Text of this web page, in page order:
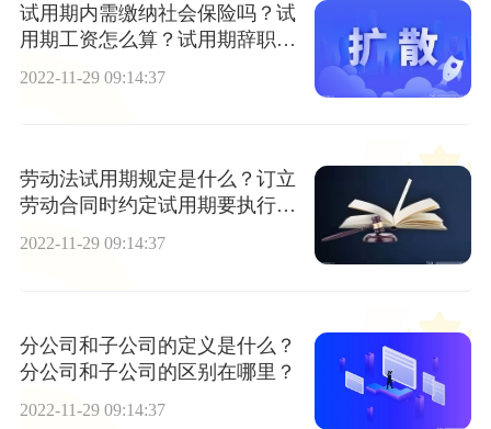
试用期内需缴纳社会保险吗？试
用期工资怎么算？试用期辞职流
2022-11-29 09:14:37
劳动法试用期规定是什么？订立
劳动合同时约定试用期要执行哪
些规定？
2022-11-29 09:14:37
分公司和子公司的定义是什么？
分公司和子公司的区别在哪里？
2022-11-29 09:14:37